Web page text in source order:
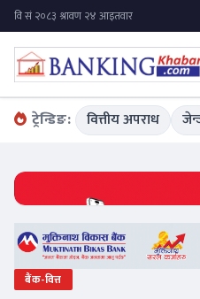
ट्रेन्डिङ: वित्तीय अपराध
बैंक-वित्त